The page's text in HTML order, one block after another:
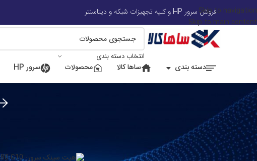
Skip to navigation
Skip to main content
فروش سرور HP و کلیه تجهیزات شبکه و دیتاسنتر
انتخاب دسته بندی
دسته بندی
ساها کالا محصولات سرور HP
فیلتر بر اساس قیمت